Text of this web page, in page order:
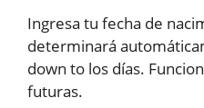
Ingresa tu fecha de
determinará
down to los días.
futuras.